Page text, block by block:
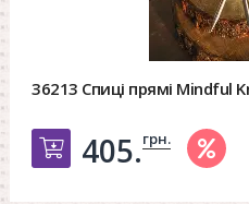
36213 Спиці прямі Mindful
Добавить в
405.грн.